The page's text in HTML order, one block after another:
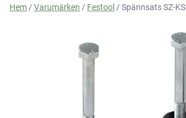
Hem /Varumärken / Festool / Spännsats SZ-KS